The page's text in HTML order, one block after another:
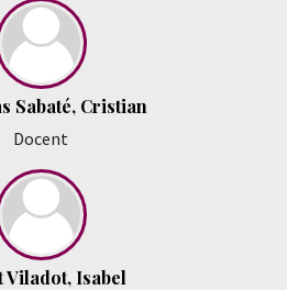
Sabaté, Cristian
Docent
Viladot, Isabel